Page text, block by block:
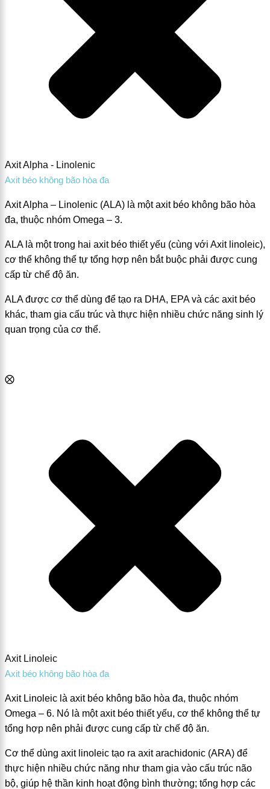
Axit Alpha - Linolenic
Axit béo không bão hòa đa
Axit Alpha – Linolenic (ALA) là một axit béo không bão hòa
đa, thuộc nhóm Omega – 3.
ALA là một trong hai axit béo thiết yếu (cùng với Axit linoleic),
cơ thể không thể tự tổng hợp nên bắt buộc phải được cung
cấp từ chế độ ăn.
ALA được cơ thể dùng để tạo ra DHA, EPA và các axit béo
khác, tham gia cấu trúc và thực hiện nhiều chức năng sinh lý
quan trọng của cơ thể.
⨂
Axit Linoleic
Axit béo không bão hòa đa
Axit Linoleic là axit béo không bão hòa đa, thuộc nhóm
Omega – 6. Nó là một axit béo thiết yếu, cơ thể không thể tự
tổng hợp nên phải được cung cấp từ chế độ ăn.
Cơ thể dùng axit linoleic tạo ra axit arachidonic (ARA) để
thực hiện nhiều chức năng như tham gia vào cấu trúc não
bộ, giúp hệ thần kinh hoạt động bình thường; tổng hợp các